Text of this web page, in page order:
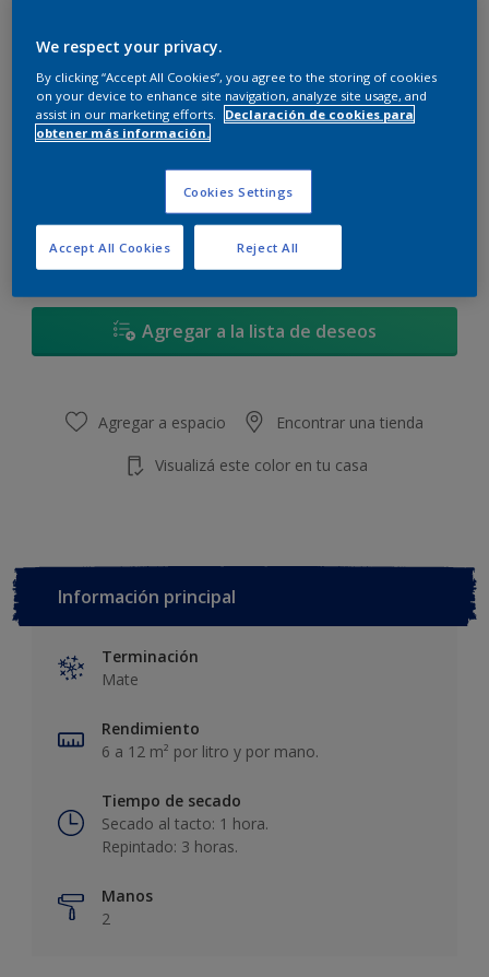
Tamaño
Calculadora de pintura
Calcular
Agregar a la lista de deseos
Agregar a espacio Encontrar una tienda
Visualizá este color en tu casa
Información principal
Terminación
Mate
Rendimiento
6 a 12 m² por litro y por mano.
Tiempo de secado
Secado al tacto: 1 hora.
Repintado: 3 horas.
Manos
2
We respect your privacy.
By clicking “Accept All Cookies”, you agree to the storing of cookies
on your device to enhance site navigation, analyze site usage, and
assist in our marketing efforts.
Declaración de cookies para
obtener más información.
Cookies Settings
Reject All
Accept All Cookies